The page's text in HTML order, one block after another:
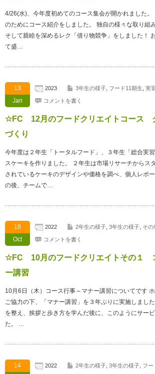
4/26(水)、今年度初めてのコース集会が開かれました
のためにコース紹介をしました。 独自の様々な取り組
そして親睦を深めるレク「借り物競争」をしました！
て盛…
13
Jan
2023 3年生の様子 フード11期生 実
コメントを書く
☆FC 12月のフードクリエイトコース
づくり
今年度は２年生「トータルフード」、３年生「総合実
スケーキを作りました。 ２年生は市場リサーチからス
されているケーキのデザインや価格を調べ、個人レポ
の後、チームで…
18
Oct
2022 2年生の様子 3年生の様子 その
コメントを書く
☆FC 10月のフードクリエイトその１
ー講習
10月6日（木）コース行事～マナー講習についてです
ご協力の下、「マナー講習」を３年ぶりに実施しま
を整え、挨拶と歩き方を学んだ後に、このようにサー
た。 …
14
2022 2年生の様子 3年生の様子 フー